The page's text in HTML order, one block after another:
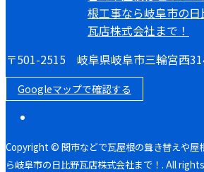
〒501-2515 岐阜県岐阜市三輪宮西
Googleマップで確認する
Copyright © 関市などで瓦屋根の葺き替えや屋
ら岐阜市の日比野瓦店株式会社まで！. All